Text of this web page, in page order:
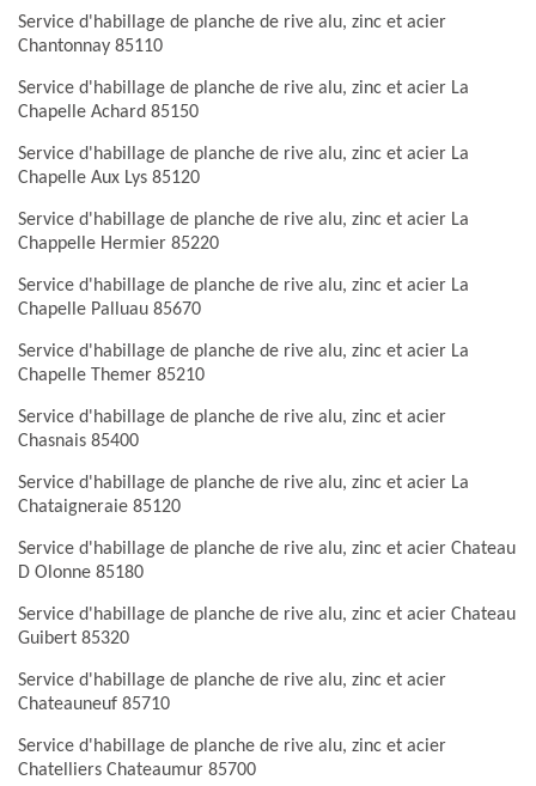
Service d'habillage de planche de rive alu, zinc et acier
Chantonnay 85110
Service d'habillage de planche de rive alu, zinc et acier La
Chapelle Achard 85150
Service d'habillage de planche de rive alu, zinc et acier La
Chapelle Aux Lys 85120
Service d'habillage de planche de rive alu, zinc et acier La
Chappelle Hermier 85220
Service d'habillage de planche de rive alu, zinc et acier La
Chapelle Palluau 85670
Service d'habillage de planche de rive alu, zinc et acier La
Chapelle Themer 85210
Service d'habillage de planche de rive alu, zinc et acier
Chasnais 85400
Service d'habillage de planche de rive alu, zinc et acier La
Chataigneraie 85120
Service d'habillage de planche de rive alu, zinc et acier Chateau
D Olonne 85180
Service d'habillage de planche de rive alu, zinc et acier Chateau
Guibert 85320
Service d'habillage de planche de rive alu, zinc et acier
Chateauneuf 85710
Service d'habillage de planche de rive alu, zinc et acier
Chatelliers Chateaumur 85700